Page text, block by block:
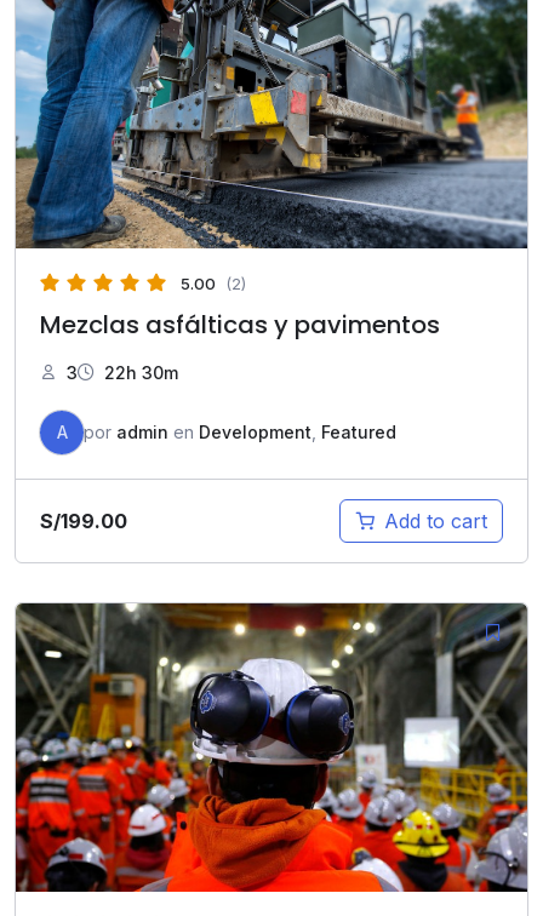
5.00 (2)
Mezclas asfálticas y pavimentos
3 22h 30m
A por admin en Development Featured
S/199.00 Add to cart